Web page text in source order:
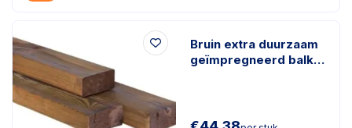
Bruin extra duurzaam
geïmpregneerd balk